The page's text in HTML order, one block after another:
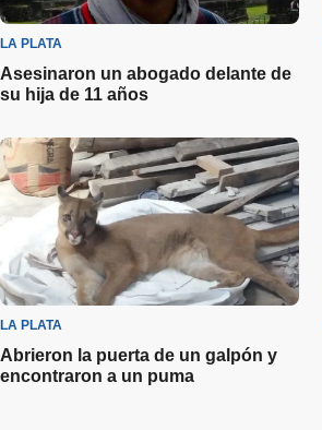
LA PLATA
Asesinaron un abogado delante de
su hija de 11 años
LA PLATA
Abrieron la puerta de un galpón y
encontraron a un puma